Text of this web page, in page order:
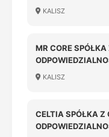
KALISZ
MR CORE
KALISZ
CELTIA SPÓŁKA Z